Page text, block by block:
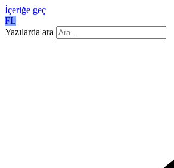
İçeriğe geç
FL
Yazılarda ara